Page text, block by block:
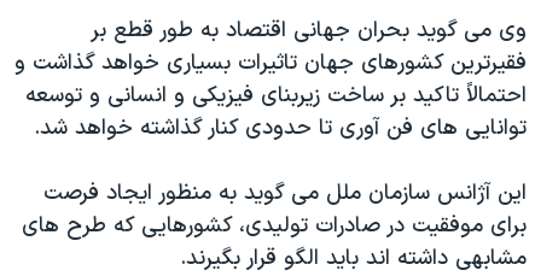
وی می گوید بحران جهانی اقتصاد به طور قطع بر
فقیرترین کشورهای جهان تاثیرات بسیاری خواهد گذاشت و
احتمالاً تاکید بر ساخت زیربنای فیزیکی و انسانی و توسعه
توانایی های فن آوری تا حدودی کنار گذاشته خواهد شد.
این آژانس سازمان ملل می گوید به منظور ایجاد فرصت
برای موفقیت در صادرات تولیدی، کشورهایی که طرح های
مشابهی داشته اند باید الگو قرار بگیرند.